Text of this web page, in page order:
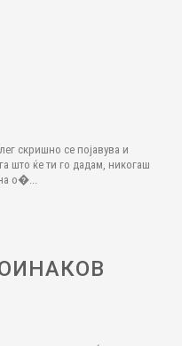
скришно се појавува и
што ќе ти го дадам, никогаш
о�...